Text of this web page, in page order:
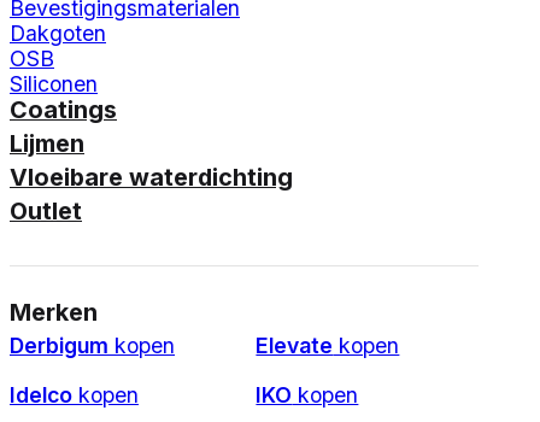
Bevestigingsmaterialen
Dakgoten
OSB
Siliconen
Coatings
Lijmen
Vloeibare waterdichting
Outlet
Merken
Derbigum kopen Elevate kopen
Idelco kopen IKO kopen